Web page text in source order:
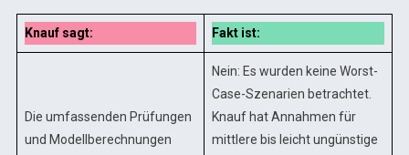
Knauf sagt: Fakt ist:
Die umfassenden Prüfungen
und Modellberechnungen
Nein: Es wurden keine Worst-
Case-Szenarien betrachtet.
Knauf hat Annahmen für
mittlere bis leicht ungünstige